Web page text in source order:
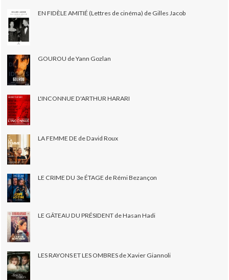
EN FIDÈLE AMITIÉ (Lettres de cinéma) de Gilles Jacob
GOUROU de Yann Gozlan
L'INCONNUE D'ARTHUR HARARI
LA FEMME DE de David Roux
LE CRIME DU 3e ÉTAGE de Rémi Bezançon
LE GÂTEAU DU PRÉSIDENT de Hasan Hadi
LES RAYONS ET LES OMBRES de Xavier Giannoli